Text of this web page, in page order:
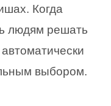
Когда
людям решать
выбором.